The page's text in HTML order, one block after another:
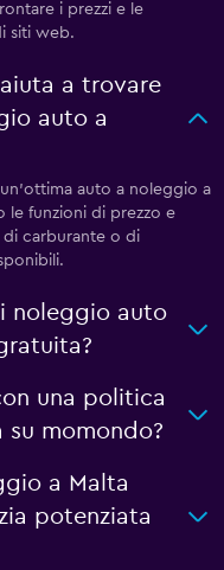
i prezzi e le
siti web.
a trovare
auto a
auto a noleggio a
le funzioni di prezzo e
di carburante o di
noleggio auto
una politica
su momondo?
a Malta
potenziata